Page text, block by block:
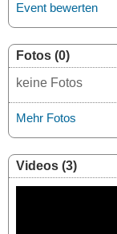
Event bewerten
Fotos (0)
keine Fotos
Mehr Fotos
Videos (3)